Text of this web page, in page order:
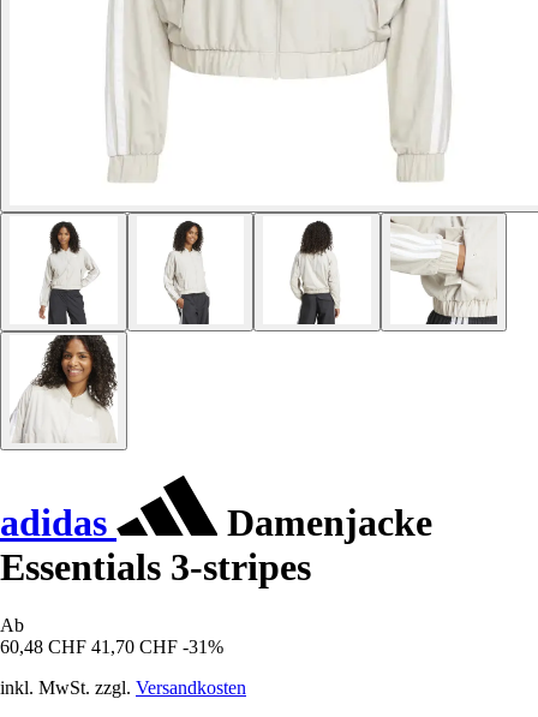
adidas
Damenjacke
Essentials 3-stripes
Ab
60,48 CHF 41,70 CHF -31%
inkl. MwSt. zzgl. Versandkosten